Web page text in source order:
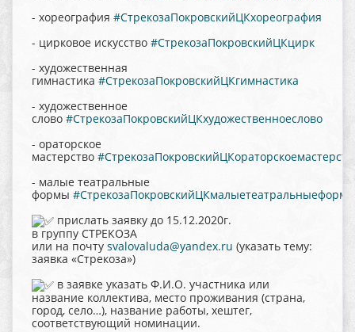
- хореография #СтрекозаПокровскийЦКхореография
- цирковое искусство #СтрекозаПокровскийЦКцирк
- художественная
гимнастика #СтрекозаПокровскийЦКгимнастика
- художественное
слово #СтрекозаПокровскийЦКхудожественноеслово
- ораторское
мастерство
- малые театральные
формы #СтрекозаПокровскийЦКмалыетеатральныеформы
прислать заявку до 15.12.2020г.
в группу СТРЕКОЗА
или на почту svalovaluda@yandex.ru (указать тему:
заявка «Стрекоза»)
в заявке указать Ф.И.О. участника или
название коллектива, место проживания (страна,
город, село…), название работы, хештег,
соответствующий номинации.